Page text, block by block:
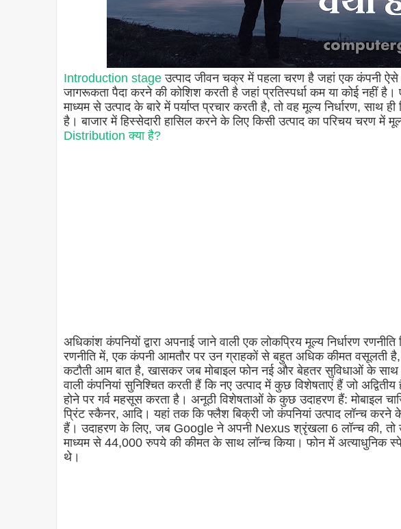
Introduction stage उत्पाद जीवन चक्र में पहला चरण है जहां एक कंपनी ऐसे
जागरूकता पैदा करने की कोशिश करती है जहां प्रतिस्पर्धा कम या कोई नहीं
माध्यम से उत्पाद के बारे में पर्याप्त प्रचार करती है, तो वह मूल्य निर्धारण,
है। बाजार में हिस्सेदारी हासिल करने के लिए किसी उत्पाद का परिचय चरण में
Distribution क्या है?
अधिकांश कंपनियों द्वारा अपनाई जाने वाली एक लोकप्रिय मूल्य निर्धारण
रणनीति में, एक कंपनी आमतौर पर उन ग्राहकों से बहुत अधिक कीमत वसूलती
कटौती आम बात है, खासकर जब मोबाइल फोन नई और बेहतर सुविधाओं के साथ
वाली कंपनियां सुनिश्चित करती हैं कि नए उत्पाद में कुछ विशेषताएं हैं जो
होने पर गर्व महसूस करता है। अनूठी विशेषताओं के कुछ उदाहरण हैं: मोबाइल
प्रिंट स्कैनर, आदि। यहां तक ​​कि फ्लैश बिक्री जो कंपनियां उत्पाद लॉन्च करने
हैं। उदाहरण के लिए, जब Google ने अपनी Nexus श्रृंखला 6 लॉन्च की, तो
माध्यम से 44,000 रुपये की कीमत के साथ लॉन्च किया। फोन में अत्याधुनिक
थे।